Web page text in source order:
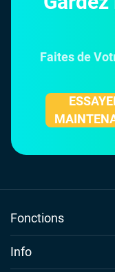
Faites de
Fonctions
Traqueur Historique
Info